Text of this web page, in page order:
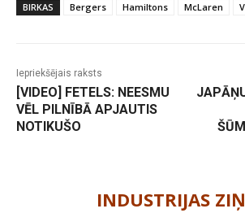
BIRKAS Bergers Hamiltons McLaren
Iepriekšējais raksts
[VIDEO] FETELS: NEESMU
VĒL PILNĪBĀ APJAUTIS
NOTIKUŠO
INDUSTRIJAS